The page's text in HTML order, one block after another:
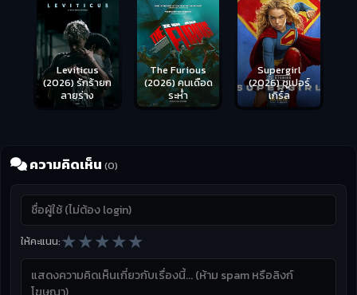
Leviticus
(2026) รักร้ายก
ลายร่าง
The Furious
(2026) คนเดือด
ระห่ำ
Supergirl
(2026) ซูเปอร์
เกิร์ล
ความคิดเห็น (0)
ให้คะแนน:★★★★★